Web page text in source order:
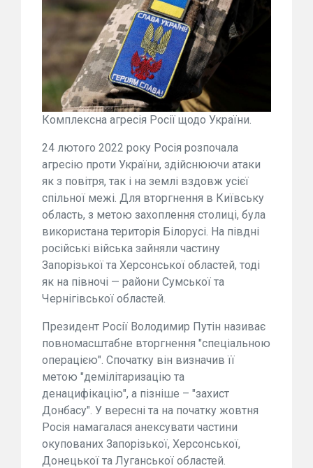
Комплексна агресія Росії щодо України.
24 лютого 2022 року Росія розпочала
агресію проти України, здійснюючи атаки
як з повітря, так і на землі вздовж усієї
спільної межі. Для вторгнення в Київську
область, з метою захоплення столиці, була
використана територія Білорусі. На півдні
російські війська зайняли частину
Запорізької та Херсонської областей, тоді
як на півночі — райони Сумської та
Чернігівської областей.
Президент Росії Володимир Путін називає
повномасштабне вторгнення "спеціальною
операцією". Спочатку він визначив її
метою "демілітаризацію та
денацифікацію", а пізніше – "захист
Донбасу". У вересні та на початку жовтня
Росія намагалася анексувати частини
окупованих Запорізької, Херсонської,
Донецької та Луганської областей.